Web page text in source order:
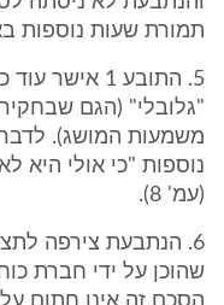
תמורת שעות נוספות
5. התובע 1
"גלובלי" (הגם
משמעות המושג).
נוספות "כי אולי היא
(עמ' 8).
6. הנתבעת צירפה